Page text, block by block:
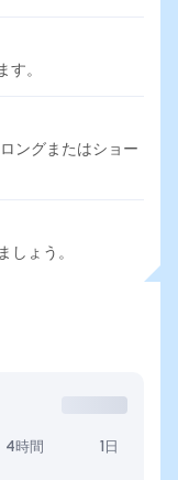
す。
ングまたはショー
しょう。
4時間 1日